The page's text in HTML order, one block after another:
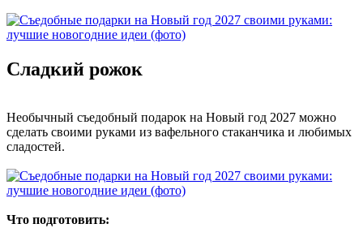
Сладкий рожок
Необычный съедобный подарок на Новый год 2027 можно
сделать своими руками из вафельного стаканчика и любимых
сладостей.
Что подготовить: